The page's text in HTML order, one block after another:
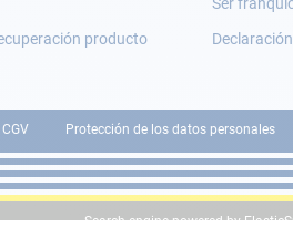
producto
CGV Protección de los datos personales
Search engine powered by